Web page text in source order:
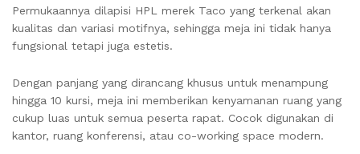
Permukaannya dilapisi HPL merek Taco yang terkenal akan
kualitas dan variasi motifnya, sehingga meja ini tidak hanya
fungsional tetapi juga estetis.
Dengan panjang yang dirancang khusus untuk menampung
hingga 10 kursi, meja ini memberikan kenyamanan ruang yang
cukup luas untuk semua peserta rapat. Cocok digunakan di
kantor, ruang konferensi, atau co-working space modern.